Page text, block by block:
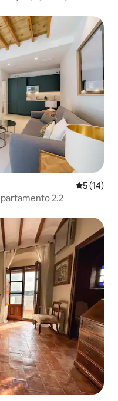
gości
Średnia
5 (14)
2.2